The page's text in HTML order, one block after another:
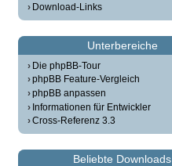
Download-Links
Unterbereiche
Die phpBB-Tour
phpBB Feature-Vergleich
phpBB anpassen
Informationen für Entwickler
Cross-Referenz 3.3
Beliebte Downloads